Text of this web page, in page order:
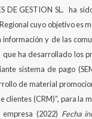
DE GESTION SL. ha
cuyo objetivo es
y de las
ha desarrollado los
sistema de pago
de material
clientes (CRM)”, para la
(2022) Fecha